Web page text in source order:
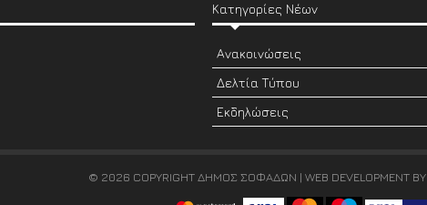
Κατηγορίες Νέων
Ανακοινώσεις
Δελτία Τύπου
Εκδηλώσεις
© 2026 COPYRIGHT ΔΗΜΟΣ ΣΟΦΑΔΩΝ | WEB DEVELOPMENT BY